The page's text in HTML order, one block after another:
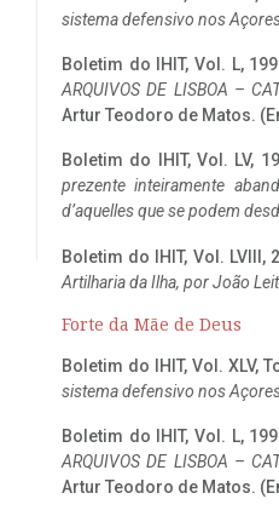
sistema defensivo nos
Boletim do IHIT, Vol. L,
ARQUIVOS DE LISBOA –
Artur Teodoro de Matos.
Boletim do IHIT, Vol. LV,
prezente inteiramente
d’aquelles que se podem
Boletim do IHIT, Vol. LVIII,
Artilharia da Ilha, por João
Forte da Mãe de Deus
Boletim do IHIT, Vol. XLV,
sistema defensivo nos
Boletim do IHIT, Vol. L,
ARQUIVOS DE LISBOA –
Artur Teodoro de Matos.